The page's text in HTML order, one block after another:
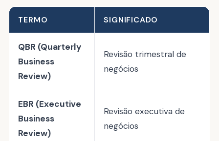
TERMO SIGNIFICADO
QBR (Quarterly
Business
Review)
Revisão trimestral de
negócios
EBR (Executive
Business
Review)
Revisão executiva de
negócios